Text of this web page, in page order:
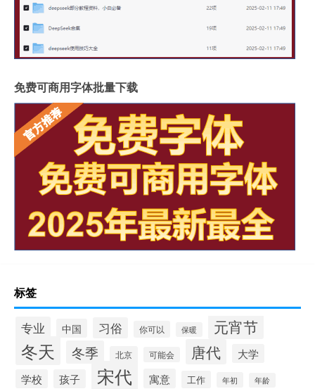
免费可商用字体批量下载
标签
专业 中国 习俗 你可以 保暖 元宵节
冬天 冬季 北京 可能会 唐代
大学
学校
孩子 宋代 寓意 工作 年初 年龄